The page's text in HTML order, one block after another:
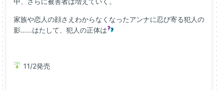
家族や恋人の顔さえわからなくなったアンナに忍び寄る犯人の
影……はたして、犯人の正体は
11/2発売